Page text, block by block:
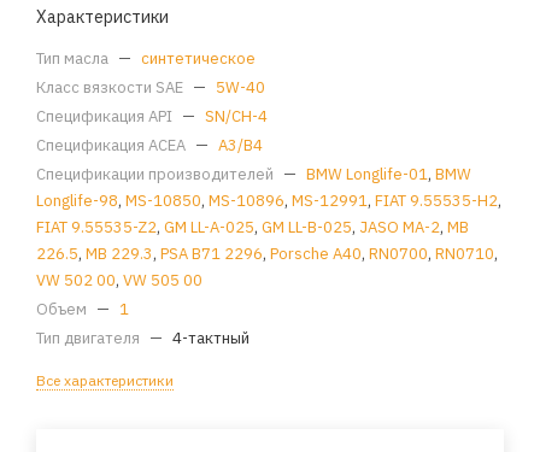
Характеристики
Тип масла — синтетическое
Класс вязкости SAE — 5W-40
Спецификация API — SN/CH-4
Спецификация ACEA — A3/B4
Спецификации производителей — BMW Longlife-01, BMW
Longlife-98, MS-10850, MS-10896, MS-12991, FIAT 9.55535-H2,
FIAT 9.55535-Z2, GM LL-A-025, GM LL-B-025, JASO MA-2, MB
226.5, MB 229.3, PSA B71 2296, Porsche A40, RN0700, RN0710,
VW 502 00, VW 505 00
Объем — 1
Тип двигателя — 4-тактный
Все характеристики